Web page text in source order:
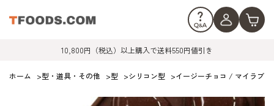
10,800円（税込）以上購入で送料550円値引き
ホーム >型・道具・その他 >型 >シリコン型 >イージーチョコ / マイラブ（